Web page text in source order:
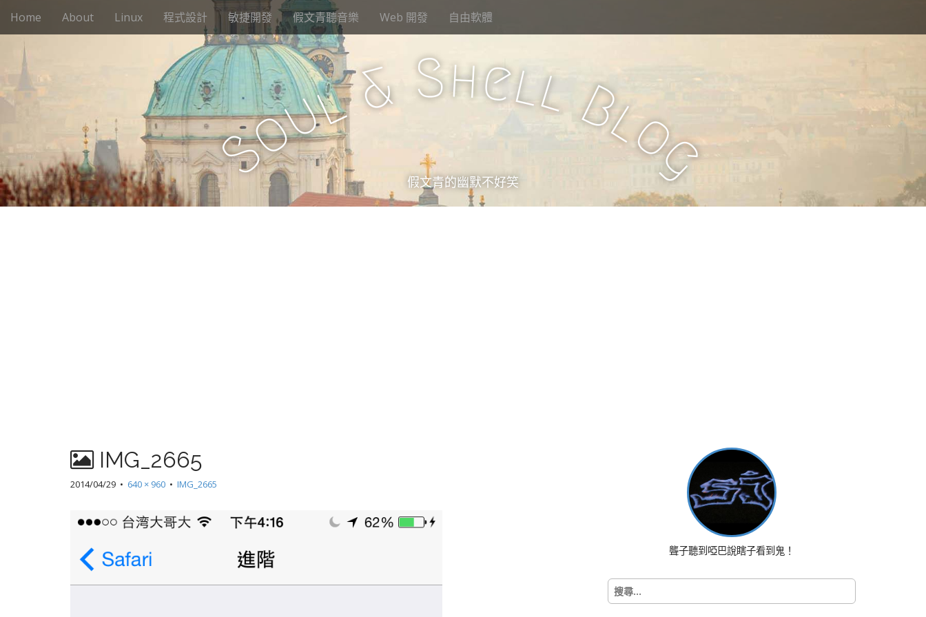
M
e
i
c
n
t
Home About Linux 程式設計 敏捷開發 假文青聽音樂 Web 開發 自由軟體
S
oul& Shell B
l
o
g
假文青的幽默不好笑
IMG_2665
2014/04/29 • 640 × 960 • IMG_2665
聾子聽到啞巴說瞎子看到鬼！
搜
尋